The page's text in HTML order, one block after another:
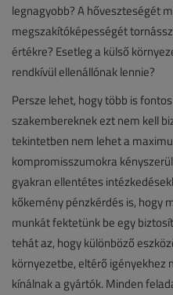
legnagyobb? A hőveszteségét
megszakítóképességét
értékre? Esetleg a külső
rendkívül ellenállónak lennie?
Persze lehet, hogy több is
szakembereknek ezt nem kell
tekintetben nem lehet a
kompromisszumokra
gyakran ellentétes
kőkemény pénzkérdés is, hogy
munkát fektetünk be egy
tehát az, hogy különböző
környezetbe, eltérő
kínálnak a gyártók. Minden